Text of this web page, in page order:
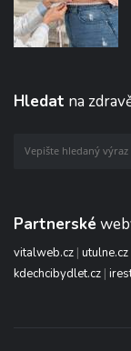
Hledat na
Partnerské
vitalweb.cz | utulne.cz
kdechcibydlet.cz |